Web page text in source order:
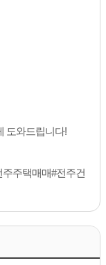
도와드립니다!
주택매매#전주건